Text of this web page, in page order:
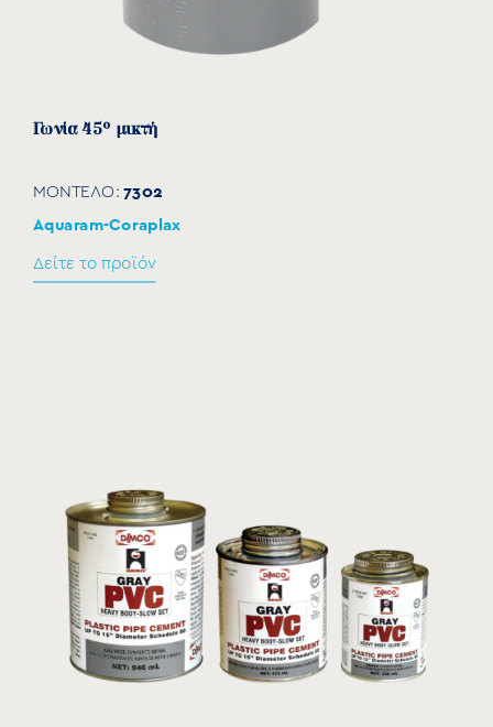
Γωνία 45° μικτή
ΜΟΝΤΕΛΟ:7302
Aquaram-Coraplax
Δείτε το προϊόν